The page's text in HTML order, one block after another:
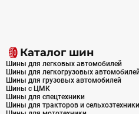
Каталог шин
Шины для легковых автомобилей
Шины для легкогрузовых
Шины для грузовых автомобилей
Шины с ЦМК
Шины для спецтехники
Шины для тракторов и сельхозтехники